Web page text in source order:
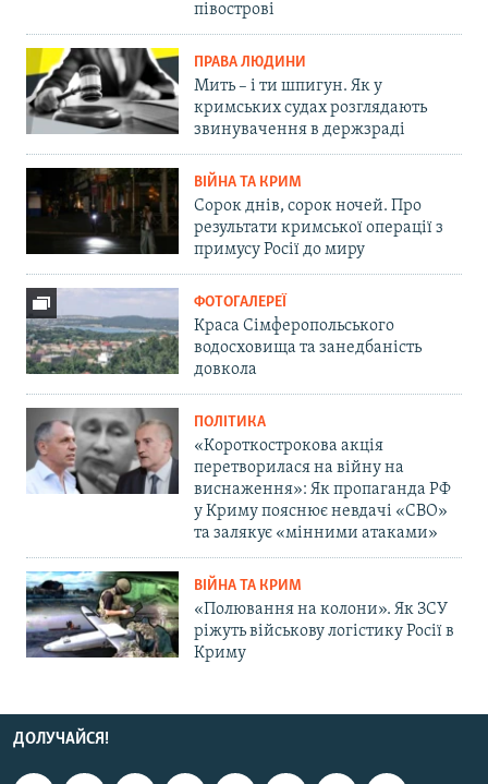
півострові
ПРАВА ЛЮДИНИ
Мить – і ти шпигун. Як у
кримських судах розглядають
звинувачення в держзраді
ВІЙНА ТА КРИМ
Сорок днів, сорок ночей. Про
результати кримської операції з
примусу Росії до миру
ФОТОГАЛЕРЕЇ
Краса Сімферопольського
водосховища та занедбаність
довкола
ПОЛІТИКА
«Короткострокова акція
перетворилася на війну на
виснаження»: Як пропаганда РФ
у Криму пояснює невдачі «СВО»
та залякує «мінними атаками»
ВІЙНА ТА КРИМ
«Полювання на колони». Як ЗСУ
ріжуть військову логістику Росії в
Криму
ДОЛУЧАЙСЯ!